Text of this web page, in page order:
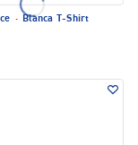
· Blanca T-Shirt